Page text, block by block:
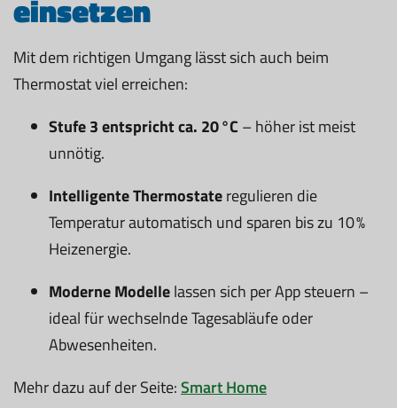
einsetzen
Mit dem richtigen Umgang lässt sich auch beim
Thermostat viel erreichen:
Stufe 3 entspricht ca. 20 °C – höher ist meist
unnötig.
Intelligente Thermostateregulieren die
Temperatur automatisch und sparen bis zu 10 %
Heizenergie.
Moderne Modellelassen sich per App steuern –
ideal für wechselnde Tagesabläufe oder
Abwesenheiten.
Mehr dazu auf der Seite:Smart Home